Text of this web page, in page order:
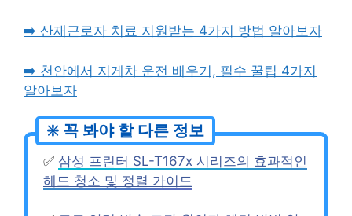
➡️ 산재근로자 치료 지원받는 4가지 방법 알아보자
➡️ 천안에서 지게차 운전 배우기, 필수 꿀팁 4가지
알아보자
✅ 삼성 프린터 SL-T167x 시리즈의 효과적인
헤드 청소 및 정렬 가이드